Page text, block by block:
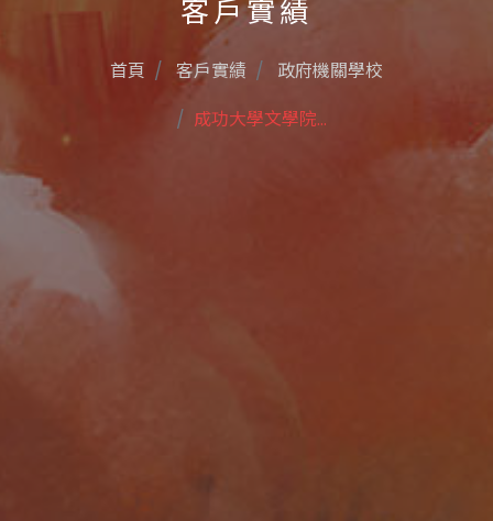
客戶實績
首頁 客戶實績
政府機關學校
成功大學文學院...